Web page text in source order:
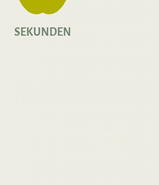
SEKUNDEN